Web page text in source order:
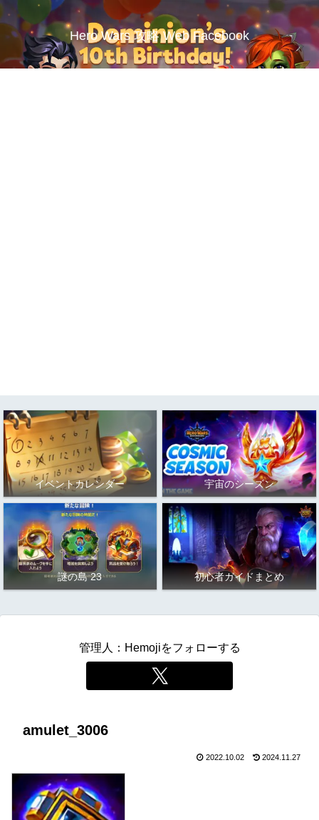
Hero Wars 攻略 Web Facebook
イベントカレンダー 宇宙のシーズン
謎の島 23 初心者ガイドまとめ
管理人：Hemojiをフォローする
amulet_3006
2022.10.02 2024.11.27